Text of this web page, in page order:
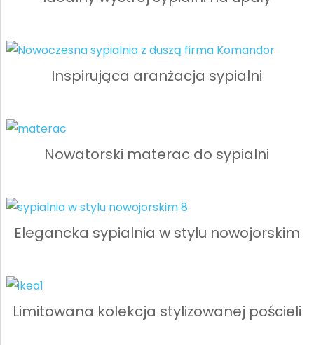
Inspirująca aranżacja sypialni
Nowatorski materac do sypialni
Elegancka sypialnia w stylu nowojorskim
Limitowana kolekcja stylizowanej pościeli